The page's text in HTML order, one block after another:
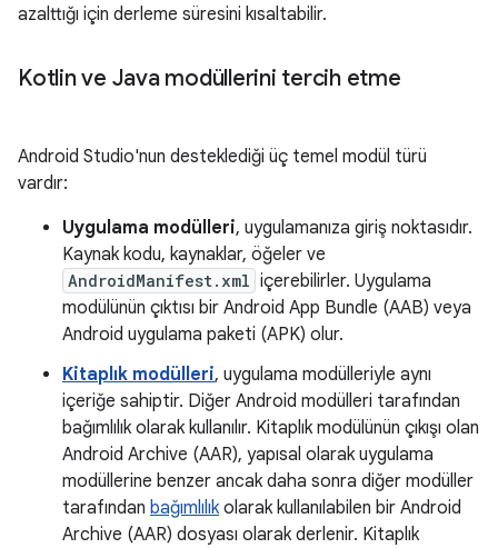
azalttığı için derleme süresini kısaltabilir.
Kotlin ve Java modüllerini tercih etme
Android Studio'nun desteklediği üç temel modül türü
vardır:
Uygulama modülleri, uygulamanıza giriş noktasıdır.
Kaynak kodu, kaynaklar, öğeler ve
AndroidManifest.xml içerebilirler. Uygulama
modülünün çıktısı bir Android App Bundle (AAB) veya
Android uygulama paketi (APK) olur.
Kitaplık modülleri, uygulama modülleriyle aynı
içeriğe sahiptir. Diğer Android modülleri tarafından
bağımlılık olarak kullanılır. Kitaplık modülünün çıkışı olan
Android Archive (AAR), yapısal olarak uygulama
modüllerine benzer ancak daha sonra diğer modüller
tarafından bağımlılıkolarak kullanılabilen bir Android
Archive (AAR) dosyası olarak derlenir. Kitaplık